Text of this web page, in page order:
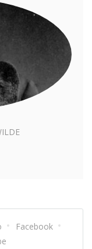
Facebook